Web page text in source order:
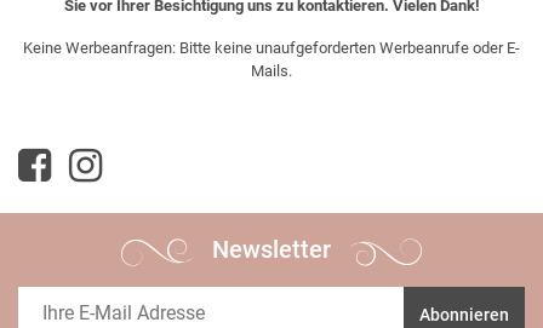
Sie vor Ihrer Besichtigung uns zu kontaktieren. Vielen Dank!
Keine Werbeanfragen: Bitte keine unaufgeforderten Werbeanrufe oder E-
Mails.
Newsletter
Abonnieren